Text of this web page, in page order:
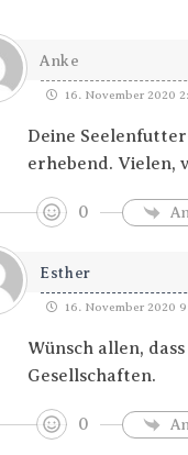
Anke
16. November 2020
Deine
erhebend. Vielen,
0
Esther
16. November 2020
Wünsch allen,
Gesellschaften.
0